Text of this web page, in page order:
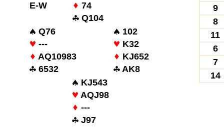
E-W
74
Q104
Q76
102
---
K32
AQ10983
KJ652
6532
AK8
KJ543
AQJ98
---
J97
9
8
11
6
7
14